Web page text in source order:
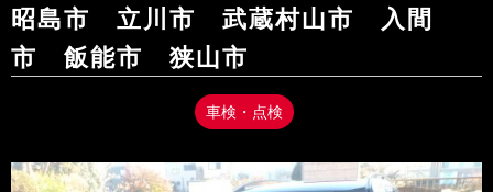
昭島市 立川市 武蔵村山市 入間
市 飯能市 狭山市
車検・点検